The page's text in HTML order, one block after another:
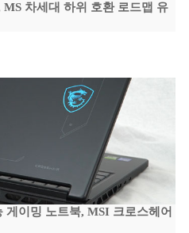
차세대 하위 호환 로드맵 유
이밍 노트북, MSI 크로스헤어